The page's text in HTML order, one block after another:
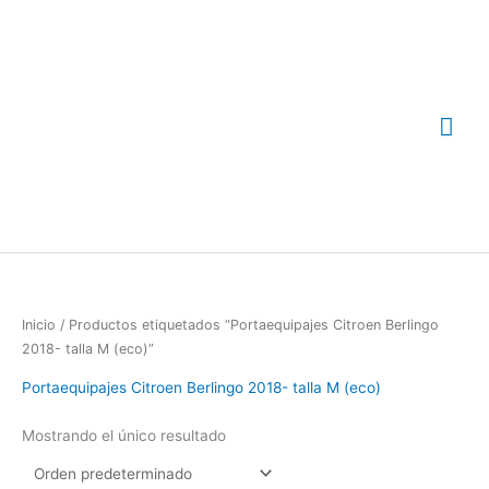
Inicio / Productos etiquetados “Portaequipajes Citroen Berlingo
2018- talla M (eco)”
Portaequipajes Citroen Berlingo 2018- talla M (eco)
Mostrando el único resultado